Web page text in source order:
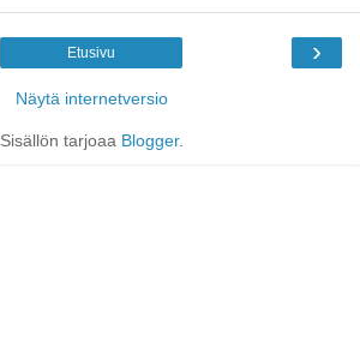
›
Etusivu
Näytä internetversio
Sisällön tarjoaa Blogger.